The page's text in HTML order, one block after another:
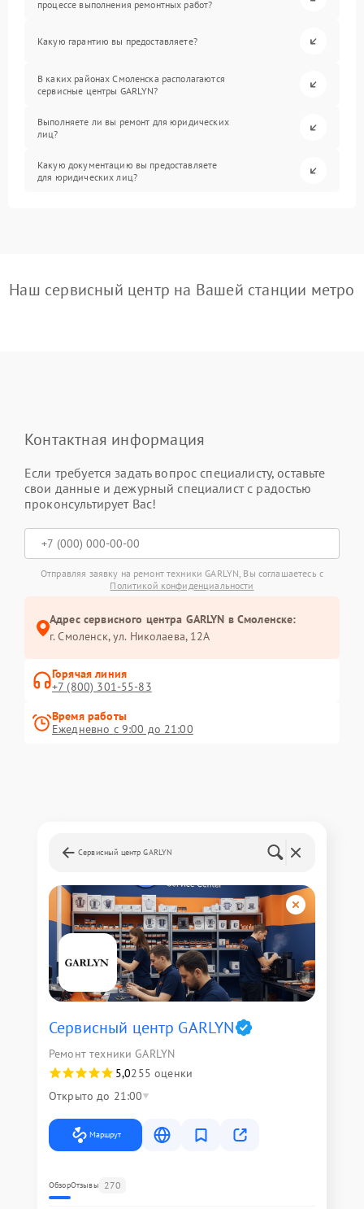
процессе выполнения ремонтных работ?
Какую гарантию вы предоставляете?
В каких районах Смоленска располагаются
сервисные центры GARLYN?
Выполняете ли вы ремонт для юридических
лиц?
Какую документацию вы предоставляете
для юридических лиц?
Наш сервисный центр на Вашей станции метро
Контактная информация
Если требуется задать вопрос специалисту, оставьте
свои данные и дежурный специалист с радостью
проконсультирует Вас!
Отправляя заявку на ремонт техники GARLYN, Вы соглашаетесь с
Политикой конфиденциальности
Адрес сервисного центра GARLYN в Смоленске:
г. Смоленск, ул. Николаева, 12А
Горячая линия
+7 (800) 301-55-83
Время работы
Ежедневно с 9:00 до 21:00
Сервисный центр GARLYN
Сервисный центр GARLYN
Ремонт техники GARLYN
5,0255 оценки
Открыто до 21:00
Маршрут
ОбзорОтзывы 270